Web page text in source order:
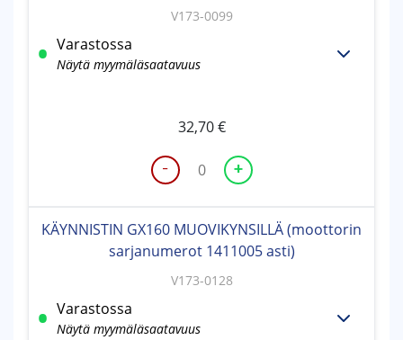
-
POLTTOAINETANKIN
KORKKI
määrä
+
V173-0099
Varastossa
Näytä myymäläsaatavuus
32,70€
KÄYNNISTIN GX160 MUOVIKYNSILLÄ (moottorin
sarjanumerot 1411005 asti)
V173-0128
Varastossa
Näytä myymäläsaatavuus